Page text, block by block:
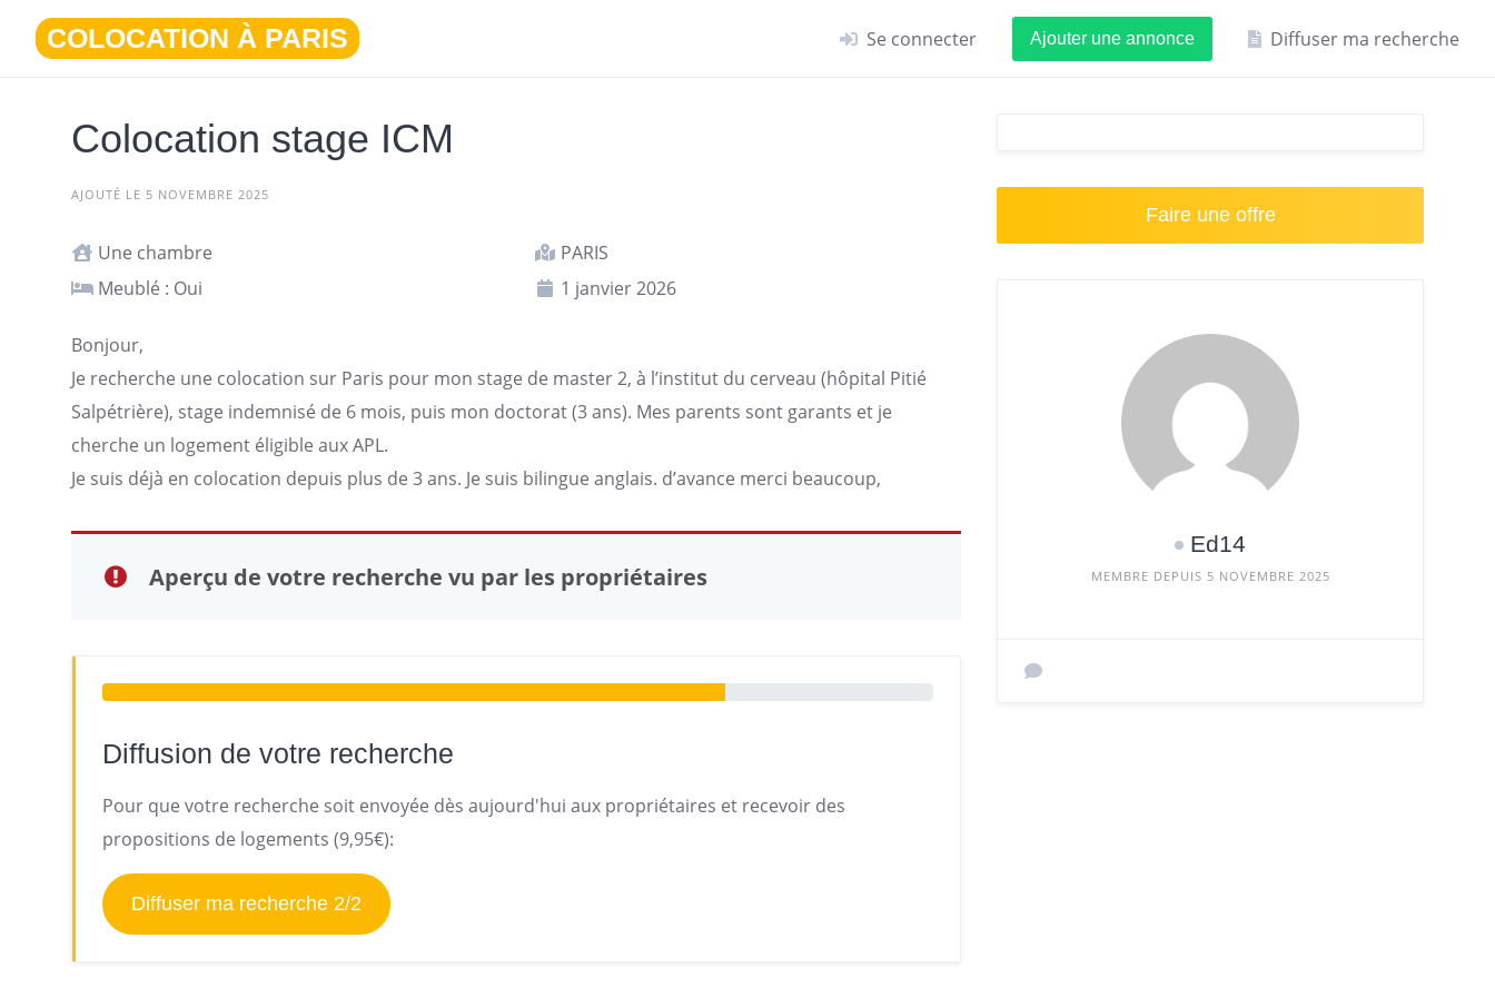
contenu
COLOCATION À PARIS Se connecter Ajouter une annonce Diffuser ma recherche
Colocation stage ICM
AJOUTÉ LE 5 NOVEMBRE 2025
Une chambre
PARIS
Meublé : Oui
1 janvier 2026
Bonjour,
Je recherche une colocation sur Paris pour mon stage de master 2, à l’institut du cerveau (hôpital Pitié
Salpétrière), stage indemnisé de 6 mois, puis mon doctorat (3 ans). Mes parents sont garants et je
cherche un logement éligible aux APL.
Je suis déjà en colocation depuis plus de 3 ans. Je suis bilingue anglais. d’avance merci beaucoup,
Aperçu de votre recherche vu par les propriétaires
Diffusion de votre recherche
Pour que votre recherche soit envoyée dès aujourd'hui aux propriétaires et recevoir des
propositions de logements (9,95€):
Diffuser ma recherche 2/2
Faire une offre
Ed14
MEMBRE DEPUIS 5 NOVEMBRE 2025